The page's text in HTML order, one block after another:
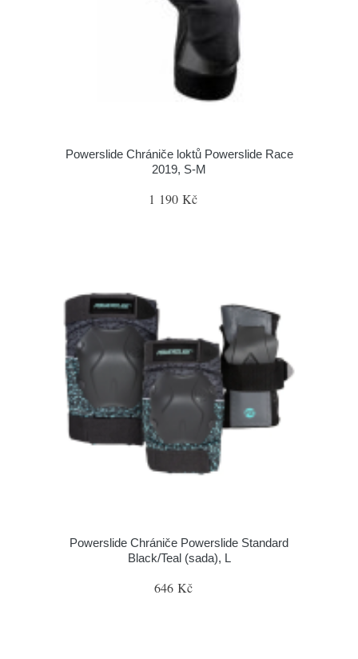
Powerslide Chrániče loktů Powerslide Race
2019, S-M
1 190 Kč
Powerslide Chrániče Powerslide Standard
Black/Teal (sada), L
646 Kč